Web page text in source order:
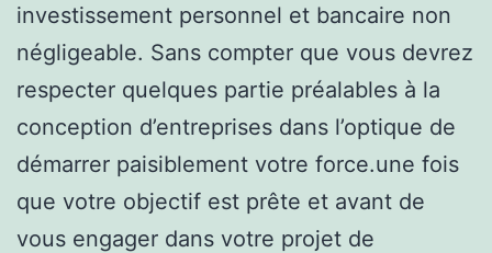
investissement personnel et bancaire non
négligeable. Sans compter que vous devrez
respecter quelques partie préalables à la
conception d’entreprises dans l’optique de
démarrer paisiblement votre force.une fois
que votre objectif est prête et avant de
vous engager dans votre projet de